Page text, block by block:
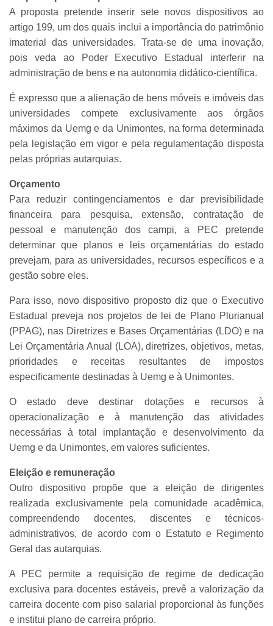
A proposta pretende inserir sete novos dispositivos ao
artigo 199, um dos quais inclui a importância do patrimônio
imaterial das universidades. Trata-se de uma inovação,
pois veda ao Poder Executivo Estadual interferir na
administração de bens e na autonomia didático-científica.
É expresso que a alienação de bens móveis e imóveis das
universidades compete exclusivamente aos órgãos
máximos da Uemg e da Unimontes, na forma determinada
pela legislação em vigor e pela regulamentação disposta
pelas próprias autarquias.
Orçamento
Para reduzir contingenciamentos e dar previsibilidade
financeira para pesquisa, extensão, contratação de
pessoal e manutenção dos campi, a PEC pretende
determinar que planos e leis orçamentárias do estado
prevejam, para as universidades, recursos específicos e a
gestão sobre eles.
Para isso, novo dispositivo proposto diz que o Executivo
Estadual preveja nos projetos de lei de Plano Plurianual
(PPAG), nas Diretrizes e Bases Orçamentárias (LDO) e na
Lei Orçamentária Anual (LOA), diretrizes, objetivos, metas,
prioridades e receitas resultantes de impostos
especificamente destinadas à Uemg e à Unimontes.
O estado deve destinar dotações e recursos à
operacionalização e à manutenção das atividades
necessárias à total implantação e desenvolvimento da
Uemg e da Unimontes, em valores suficientes.
Eleição e remuneração
Outro dispositivo propõe que a eleição de dirigentes
realizada exclusivamente pela comunidade acadêmica,
compreendendo docentes, discentes e técnicos-
administrativos, de acordo com o Estatuto e Regimento
Geral das autarquias.
A PEC permite a requisição de regime de dedicação
exclusiva para docentes estáveis, prevê a valorização da
carreira docente com piso salarial proporcional às funções
e institui plano de carreira próprio.